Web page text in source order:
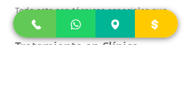
Todo esto son técnicas especiales que
ayudan con el proceso de recuperación.
Tratamiento en Clínica